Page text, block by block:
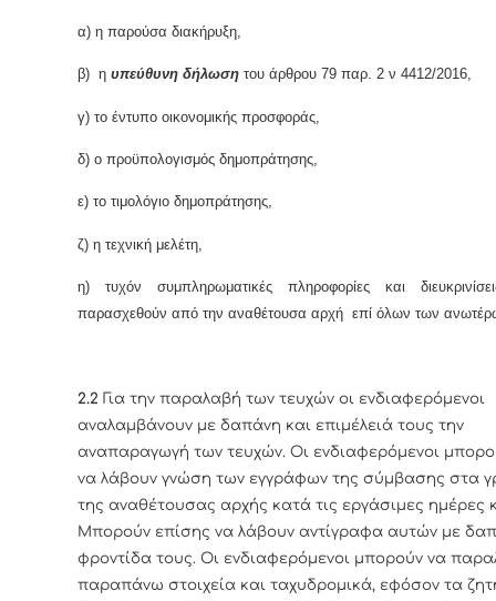
α) η παρούσα διακήρυξη,
β) η υπεύθυνη δήλωση του άρθρου 79 παρ. 2 ν 4412/2016,
γ) το έντυπο οικονομικής προσφοράς,
δ) ο προϋπολογισμός δημοπράτησης,
ε) το τιμολόγιο δημοπράτησης,
ζ) η τεχνική μελέτη,
η) τυχόν συμπληρωματικές πληροφορίες και
παρασχεθούν από την αναθέτουσα αρχή επί όλων των
2.2 Για την παραλαβή των τευχών οι ενδιαφερόμενοι
αναλαμβάνουν με δαπάνη και επιμέλειά τους την
αναπαραγωγή των τευχών. Οι ενδιαφερόμενοι
να λάβουν γνώση των εγγράφων της σύμβασης στα
της αναθέτουσας αρχής κατά τις εργάσιμες ημέρες
Μπορούν επίσης να λάβουν αντίγραφα αυτών με
φροντίδα τους. Οι ενδιαφερόμενοι μπορούν να
παραπάνω στοιχεία και ταχυδρομικά, εφόσον τα